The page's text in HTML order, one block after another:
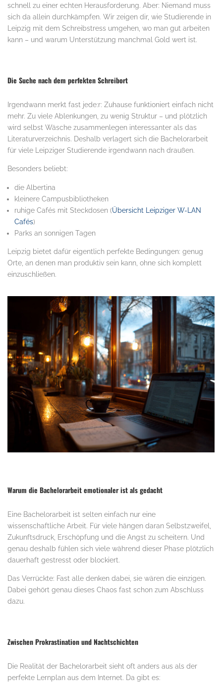
schnell zu einer echten Herausforderung. Aber: Niemand muss
sich da allein durchkämpfen. Wir zeigen dir, wie Studierende in
Leipzig mit dem Schreibstress umgehen, wo man gut arbeiten
kann – und warum Unterstützung manchmal Gold wert ist.
Die Suche nach dem perfekten Schreibort
Irgendwann merkt fast jede:r: Zuhause funktioniert einfach nicht
mehr. Zu viele Ablenkungen, zu wenig Struktur – und plötzlich
wird selbst Wäsche zusammenlegen interessanter als das
Literaturverzeichnis. Deshalb verlagert sich die Bachelorarbeit
für viele Leipziger Studierende irgendwann nach draußen.
Besonders beliebt:
die Albertina
kleinere Campusbibliotheken
ruhige Cafés mit Steckdosen (Übersicht Leipziger W-LAN
Cafés)
Parks an sonnigen Tagen
Leipzig bietet dafür eigentlich perfekte Bedingungen: genug
Orte, an denen man produktiv sein kann, ohne sich komplett
einzuschließen.
Warum die Bachelorarbeit emotionaler ist als gedacht
Eine Bachelorarbeit ist selten einfach nur eine
wissenschaftliche Arbeit. Für viele hängen daran Selbstzweifel,
Zukunftsdruck, Erschöpfung und die Angst zu scheitern. Und
genau deshalb fühlen sich viele während dieser Phase plötzlich
dauerhaft gestresst oder blockiert.
Das Verrückte: Fast alle denken dabei, sie wären die einzigen.
Dabei gehört genau dieses Chaos fast schon zum Abschluss
dazu.
Zwischen Prokrastination und Nachtschichten
Die Realität der Bachelorarbeit sieht oft anders aus als der
perfekte Lernplan aus dem Internet. Da gibt es: